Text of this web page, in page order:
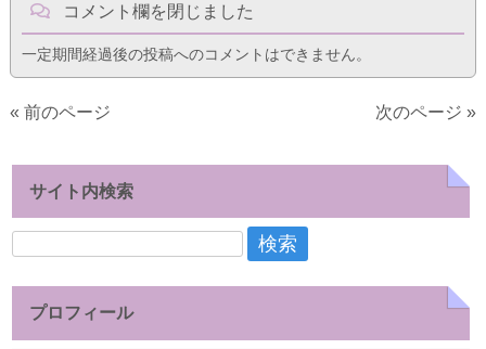
コメント欄を閉じました
一定期間経過後の投稿へのコメントはできません。
« 前のページ 次のページ »
サイト内検索
検
プロフィール